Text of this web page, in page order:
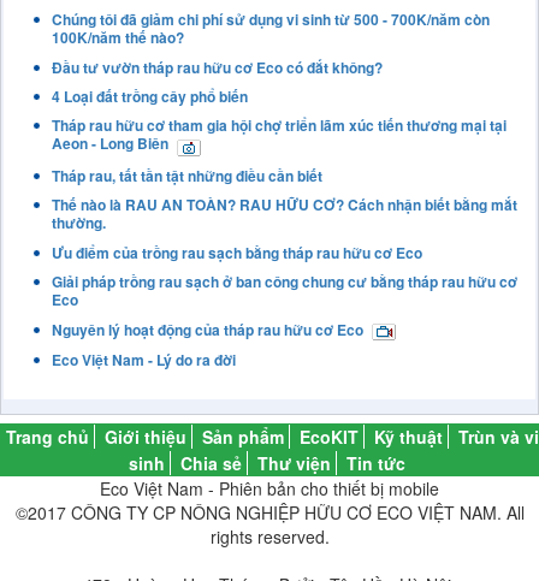
Chúng tôi đã giảm chi phí sử dụng vi sinh từ 500 - 700K/năm còn
100K/năm thế nào?
Đầu tư vườn tháp rau hữu cơ Eco có đắt không?
4 Loại đất trồng cây phổ biến
Tháp rau hữu cơ tham gia hội chợ triển lãm xúc tiến thương mại tại
Aeon - Long Biên
Tháp rau, tất tần tật những điều cần biết
Thế nào là RAU AN TOÀN? RAU HỮU CƠ? Cách nhận biết bằng mắt
thường.
Ưu điểm của trồng rau sạch bằng tháp rau hữu cơ Eco
Giải pháp trồng rau sạch ở ban công chung cư bằng tháp rau hữu cơ
Eco
Nguyên lý hoạt động của tháp rau hữu cơ Eco
Eco Việt Nam - Lý do ra đời
Trang chủ Giới thiệu Sản phẩm EcoKIT Kỹ thuật
Trùn và vi
sinh
Chia sẻ Thư viện
Tin tức
Eco Việt Nam - Phiên bản cho thiết bị mobile
©2017 CÔNG TY CP NÔNG NGHIỆP HỮU CƠ ECO VIỆT NAM. All
rights reserved.